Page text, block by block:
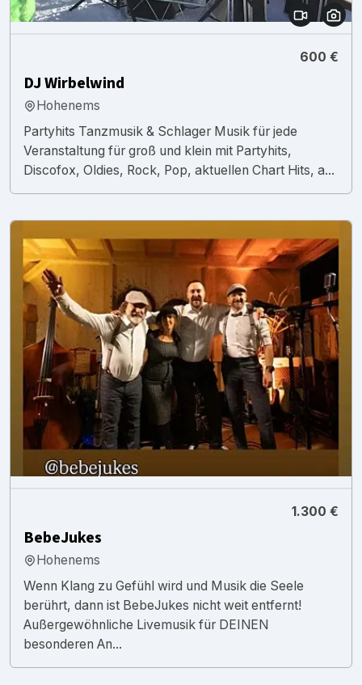
600 €
DJ Wirbelwind
Hohenems
Partyhits Tanzmusik & Schlager Musik für jede
Veranstaltung für groß und klein mit Partyhits,
Discofox, Oldies, Rock, Pop, aktuellen Chart Hits, a...
1.300 €
BebeJukes
Hohenems
Wenn Klang zu Gefühl wird und Musik die Seele
berührt, dann ist BebeJukes nicht weit entfernt!
Außergewöhnliche Livemusik für DEINEN
besonderen An...